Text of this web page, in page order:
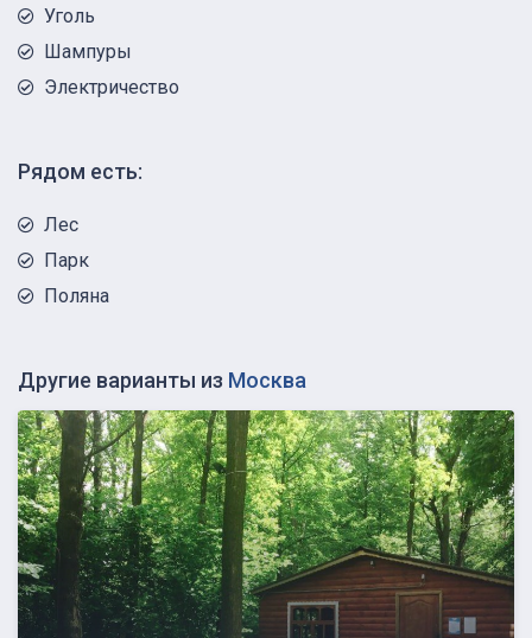
Уголь
Шампуры
Электричество
Рядом есть:
Лес
Парк
Поляна
Другие варианты из Москва